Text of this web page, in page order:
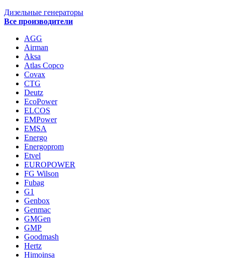
Дизельные генераторы
Все производители
AGG
Airman
Aksa
Atlas Copco
Covax
CTG
Deutz
EcoPower
ELCOS
EMPower
EMSA
Energo
Energoprom
Etvel
EUROPOWER
FG Wilson
Fubag
G1
Genbox
Genmac
GMGen
GMP
Goodmash
Hertz
Himoinsa